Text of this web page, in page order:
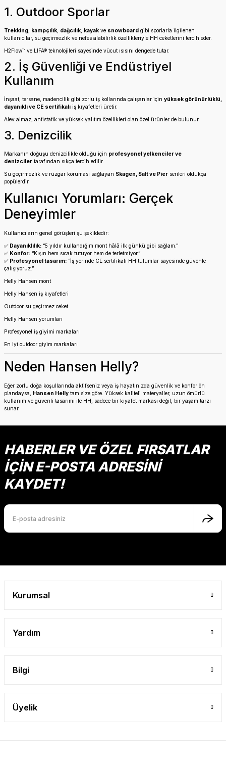
1. Outdoor Sporlar
Trekking kampçılık dağcılık kayak ve snowboard gibi sporlarla ilgilenen
kullanıcılar, su geçirmezlik ve nefes alabilirlik özellikleriyle HH ceketlerini tercih eder.
H2Flow™ ve LIFA® teknolojileri sayesinde vücut ısısını dengede tutar.
2. İş Güvenliği ve Endüstriyel
Kullanım
İnşaat, tersane, madencilik gibi zorlu iş kollarında çalışanlar için yüksek görünürlüklü,
dayanıklı ve CE sertifikalı iş kıyafetleri üretir.
Alev almaz, antistatik ve yüksek yalıtım özellikleri olan özel ürünler de bulunur.
3. Denizcilik
Markanın doğuşu denizcilikle olduğu için profesyonel yelkenciler ve
denizciler tarafından sıkça tercih edilir.
Su geçirmezlik ve rüzgar koruması sağlayan Skagen, Salt ve Pier serileri oldukça
popülerdir.
Kullanıcı Yorumları: Gerçek
Deneyimler
Kullanıcıların genel görüşleri şu şekildedir:
✅ Dayanıklılık: “5 yıldır kullandığım mont hâlâ ilk günkü gibi sağlam.”
✅ Konfor: “Kışın hem sıcak tutuyor hem de terletmiyor.”
✅ Profesyonel tasarım: “İş yerinde CE sertifikalı HH tulumlar sayesinde güvenle
çalışıyoruz.”
Helly Hansen mont
Helly Hansen iş kıyafetleri
Outdoor su geçirmez ceket
Helly Hansen yorumları
Profesyonel iş giyimi markaları
En iyi outdoor giyim markaları
Neden Hansen Helly?
Eğer zorlu doğa koşullarında aktifseniz veya iş hayatınızda güvenlik ve konfor ön
plandaysa,
Hansen Helly tam size göre. Yüksek kaliteli materyaller, uzun ömürlü
kullanım ve güvenli tasarımı ile HH, sadece bir kıyafet markası değil, bir yaşam tarzı
sunar.
HABERLER VE ÖZEL FIRSATLAR
İÇİN E-POSTA ADRESİNİ
KAYDET!
Kurumsal
Yardım
Bilgi
Üyelik